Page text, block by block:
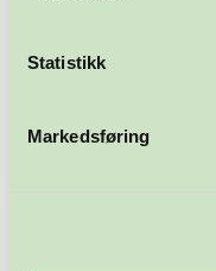
Statistikk
Markedsføring